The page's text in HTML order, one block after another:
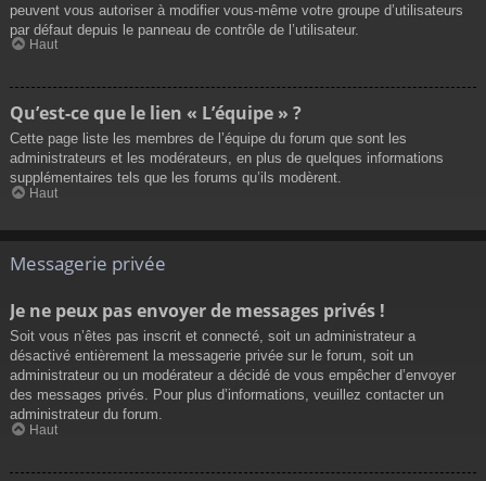
peuvent vous autoriser à modifier vous-même votre groupe d’utilisateurs
par défaut depuis le panneau de contrôle de l’utilisateur.
Haut
Qu’est-ce que le lien « L’équipe » ?
Cette page liste les membres de l’équipe du forum que sont les
administrateurs et les modérateurs, en plus de quelques informations
supplémentaires tels que les forums qu’ils modèrent.
Haut
Messagerie privée
Je ne peux pas envoyer de messages privés !
Soit vous n’êtes pas inscrit et connecté, soit un administrateur a
désactivé entièrement la messagerie privée sur le forum, soit un
administrateur ou un modérateur a décidé de vous empêcher d’envoyer
des messages privés. Pour plus d’informations, veuillez contacter un
administrateur du forum.
Haut